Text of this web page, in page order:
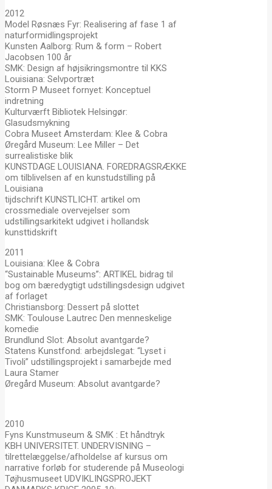
2012
Model Røsnæs Fyr: Realisering af fase 1 af
naturformidlingsprojekt
Kunsten Aalborg: Rum & form – Robert
Jacobsen 100 år
SMK: Design af højsikringsmontre til KKS
Louisiana: Selvportræt
Storm P Museet fornyet: Konceptuel
indretning
Kulturværft Bibliotek Helsingør:
Glasudsmykning
Cobra Museet Amsterdam: Klee & Cobra
Øregård Museum: Lee Miller – Det
surrealistiske blik
KUNSTDAGE LOUISIANA. FOREDRAGSRÆKKE
om tilblivelsen af en kunstudstilling på
Louisiana
tijdschrift KUNSTLICHT. artikel om
crossmediale overvejelser som
udstillingsarkitekt udgivet i hollandsk
kunsttidskrift
2011
Louisiana: Klee & Cobra
“Sustainable Museums”: ARTIKEL bidrag til
bog om bæredygtigt udstillingsdesign udgivet
af forlaget
Christiansborg: Dessert på slottet
SMK: Toulouse Lautrec Den menneskelige
komedie
Brundlund Slot: Absolut avantgarde?
Statens Kunstfond: arbejdslegat: “Lyset i
Tivoli” udstillingsprojekt i samarbejde med
Laura Stamer
Øregård Museum: Absolut avantgarde?
2010
Fyns Kunstmuseum & SMK : Et håndtryk
KBH UNIVERSITET. UNDERVISNING –
tilrettelæggelse/afholdelse af kursus om
narrative forløb for studerende på Museologi
Tøjhusmuseet UDVIKLINGSPROJEKT